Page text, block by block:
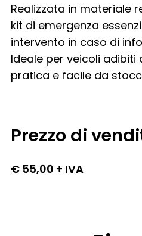
Realizzata in materiale
kit di emergenza
intervento in caso di
Ideale per veicoli adibiti
pratica e facile da
Prezzo di
€ 55,00 + IVA